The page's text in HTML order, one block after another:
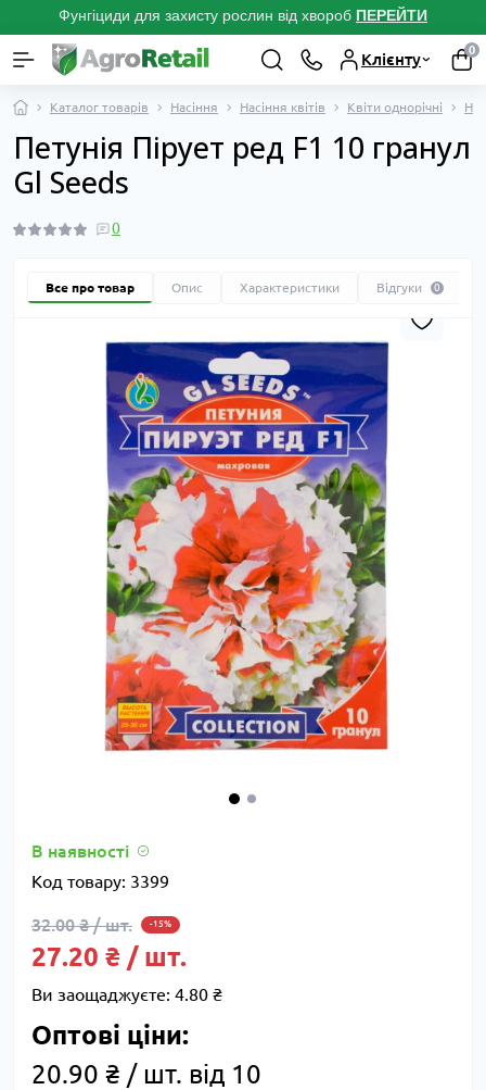
Фунгіциди для захисту рослин від хвороб ПЕРЕЙТИ
Клієнту
0
Каталог товарів Насіння Насіння квітів Квіти однорічні
Петунія Пірует ред F1 10 гранул
Gl Seeds
0
Все про товар Опис Характеристики Відгуки 0
В наявності
Код товару: 3399
32.00 ₴ / шт. -15%
27.20 ₴ / шт.
Ви заощаджуєте: 4.80 ₴
Оптові ціни:
20.90 ₴ / шт. від 10